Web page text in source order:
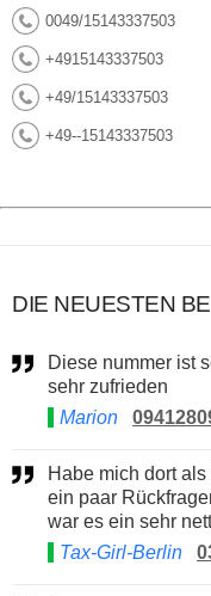
0049/15143337503
+4915143337503
+49/15143337503
+49--15143337503
DIE NEUESTEN
Diese nummer ist seriös, ich bin kundin bei hairfree und
sehr zufrieden
Marion
Habe mich dort als Steuerberaterin beworben. Es gab nur
ein paar
war es ein sehr
Tax-Girl-Berlin